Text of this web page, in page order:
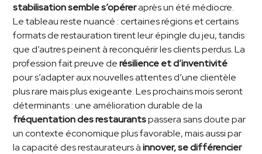
stabilisation semble s’opéreraprès un été médiocre.
Le tableau reste nuancé : certaines régions et certains
formats de restauration tirent leur épingle du jeu, tandis
que d’autres peinent à reconquérir les clients perdus. La
profession fait preuve derésilience et d’inventivité
pour s’adapter aux nouvelles attentes d’une clientèle
plus rare mais plus exigeante. Les prochains mois seront
déterminants : une amélioration durable de la
fréquentation des restaurantspassera sans doute par
un contexte économique plus favorable, mais aussi par
la capacité des restaurateurs àinnover, se différencier